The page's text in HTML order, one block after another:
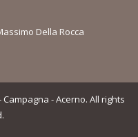
Della Rocca
- Acerno. All rights